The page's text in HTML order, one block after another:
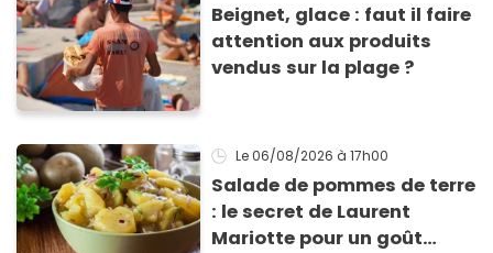
Beignet, glace : faut il faire
attention aux produits
vendus sur la plage ?
Le 06/08/2026 à 17h00
Salade de pommes de terre
: le secret de Laurent
Mariotte pour un goût